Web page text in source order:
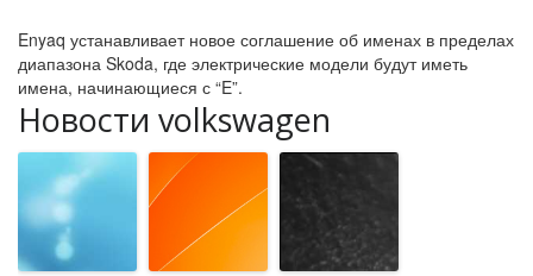
Enyaq устанавливает новое соглашение об именах в пределах
диапазона Skoda, где электрические модели будут иметь
имена, начинающиеся с “E”.
Новости volkswagen